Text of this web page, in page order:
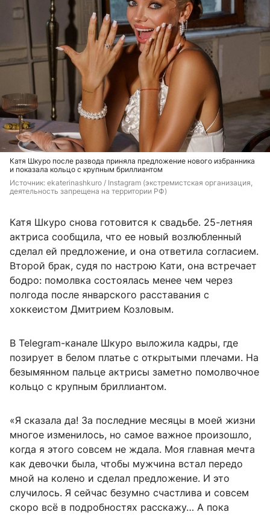
Катя Шкуро после развода приняла предложение нового избранника
и показала кольцо с крупным бриллиантом
Источник: ekaterinashkuro / Instagram (экстремистская организация,
деятельность запрещена на территории РФ)
Катя Шкуро снова готовится к свадьбе. 25-летняя
актриса сообщила, что ее новый возлюбленный
сделал ей предложение, и она ответила согласием.
Второй брак, судя по настрою Кати, она встречает
бодро: помолвка состоялась менее чем через
полгода после январского расставания с
хоккеистом Дмитрием Козловым.
В Telegram-канале Шкуро выложила кадры, где
позирует в белом платье с открытыми плечами. На
безымянном пальце актрисы заметно помолвочное
кольцо с крупным бриллиантом.
«Я сказала да! За последние месяцы в моей жизни
многое изменилось, но самое важное произошло,
когда я этого совсем не ждала. Моя главная мечта
как девочки была, чтобы мужчина встал передо
мной на колено и сделал предложение. И это
случилось. Я сейчас безумно счастлива и совсем
скоро всё в подробностях расскажу… А пока